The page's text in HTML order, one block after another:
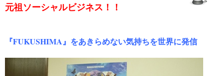
元祖ソーシャルビジネス！！
『FUKUSHIMA』をあきらめない気持ちを世界に発信